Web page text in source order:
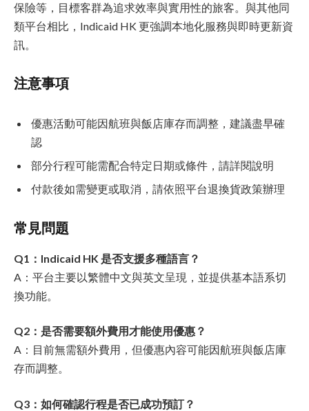
保險等，目標客群為追求效率與實用性的旅客。與其他同
類平台相比，Indicaid HK 更強調本地化服務與即時更新資
訊。
注意事項
優惠活動可能因航班與飯店庫存而調整，建議盡早確
認
部分行程可能需配合特定日期或條件，請詳閱說明
付款後如需變更或取消，請依照平台退換貨政策辦理
常見問題
Q1：Indicaid HK 是否支援多種語言？
A：平台主要以繁體中文與英文呈現，並提供基本語系切
換功能。
Q2：是否需要額外費用才能使用優惠？
A：目前無需額外費用，但優惠內容可能因航班與飯店庫
存而調整。
Q3：如何確認行程是否已成功預訂？